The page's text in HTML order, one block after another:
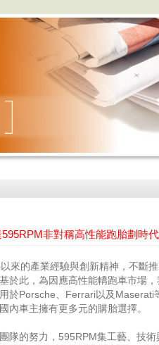
595RPM非對稱高性能跑胎劃時
來的產業經驗與創新精神，不斷
於此，為因應高性能轎跑車市場
於Porsche、Ferrari以及Maserati
內車主擁有更多元的購胎選擇。
隊的努力，595RPM集工藝、技